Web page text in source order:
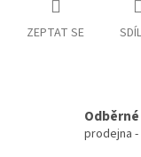
ZEPTAT SE
prodejna -